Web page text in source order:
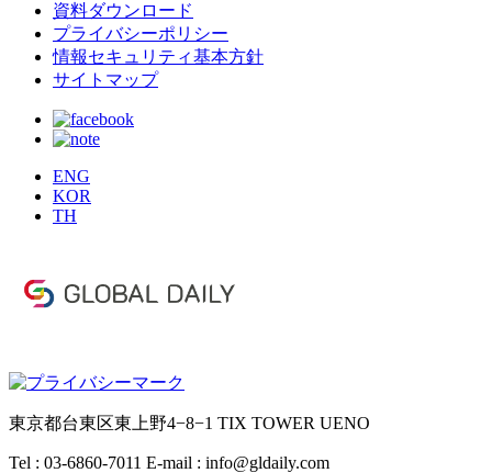
資料ダウンロード
プライバシーポリシー
情報セキュリティ基本方針
サイトマップ
ENG
KOR
TH
東京都台東区東上野4−8−1 TIX TOWER UENO
Tel : 03-6860-7011 E-mail : info@gldaily.com